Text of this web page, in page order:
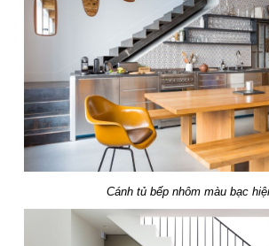
Cánh tủ bếp nhôm màu bạc